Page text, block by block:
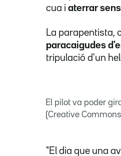
cua i aterrar
La parapentista,
paracaigudes
tripulació d'un
El pilot va poder
(Creative
"El dia que una